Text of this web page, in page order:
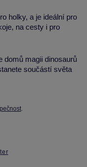
holky, a je ideální pro
na cesty i pro
domů magii dinosaurů
součástí světa
.